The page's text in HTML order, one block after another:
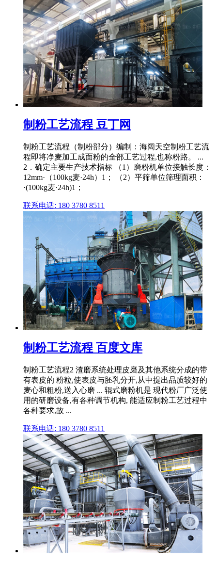
制粉工艺流程 豆丁网
制粉工艺流程（制粉部分）编制：海阔天空制粉工艺流
程即将净麦加工成面粉的全部工艺过程,也称粉路。 ...
2．确定主要生产技术指标 （1）磨粉机单位接触长度：
12mm·（100kg麦·24h）1； （2）平筛单位筛理面积：
·(100kg麦·24h)1；
联系电话: 180 3780 8511
制粉工艺流程 百度文库
制粉工艺流程2 渣磨系统处理皮磨及其他系统分成的带
有表皮的 粉粒,使表皮与胚乳分开,从中提出品质较好的
麦心和粗粉,送入心磨 ... 辊式磨粉机是 现代粉厂广泛使
用的研磨设备,有各种调节机构, 能适应制粉工艺过程中
各种要求,故 ...
联系电话: 180 3780 8511